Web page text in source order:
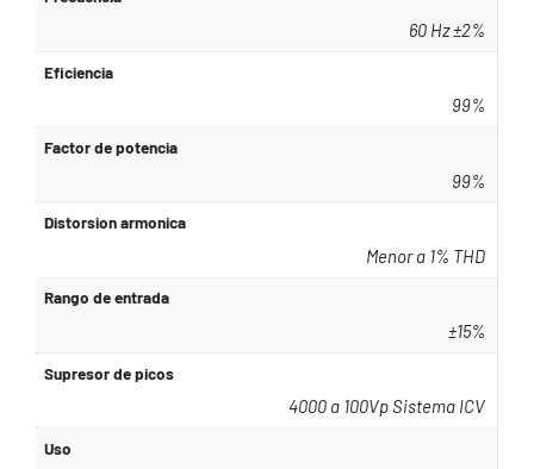
60 Hz ±2%
Eficiencia
99%
Factor de potencia
99%
Distorsion armonica
Menor a 1% THD
Rango de entrada
±15%
Supresor de picos
4000 a 100Vp Sistema ICV
Uso